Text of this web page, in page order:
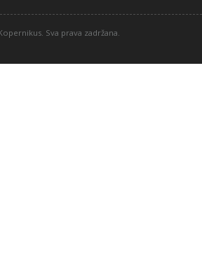
Sva prava zadržana.